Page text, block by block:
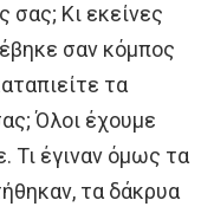
σας; Κι εκείνες
σαν κόμπος
τα
Όλοι έχουμε
Τι έγιναν όμως τα
τα δάκρυα